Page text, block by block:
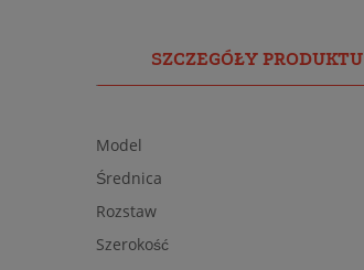
SZCZEGÓŁY PRODUKTU
Model
Średnica
Rozstaw
Szerokość